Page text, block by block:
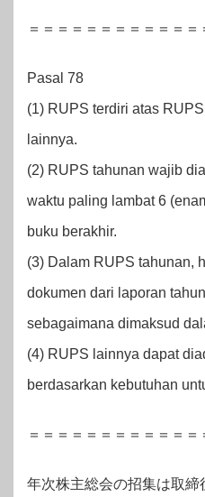
＝＝＝＝＝＝＝＝＝＝＝＝
Pasal 78
(1) RUPS terdiri atas
lainnya.
(2) RUPS tahunan wajib
waktu paling lambat 6
buku berakhir.
(3) Dalam RUPS tahunan,
dokumen dari laporan
sebagaimana dimaksud
(4) RUPS lainnya dapat
berdasarkan kebutuhan
＝＝＝＝＝＝＝＝＝＝＝＝
年次株主総会の招集は取